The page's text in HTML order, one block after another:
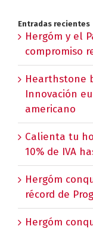
Entradas recientes
Hergóm y el
compromiso
Hearthstone
Innovación
americano
Calienta tu
10% de IVA
Hergóm
récord de
Hergóm